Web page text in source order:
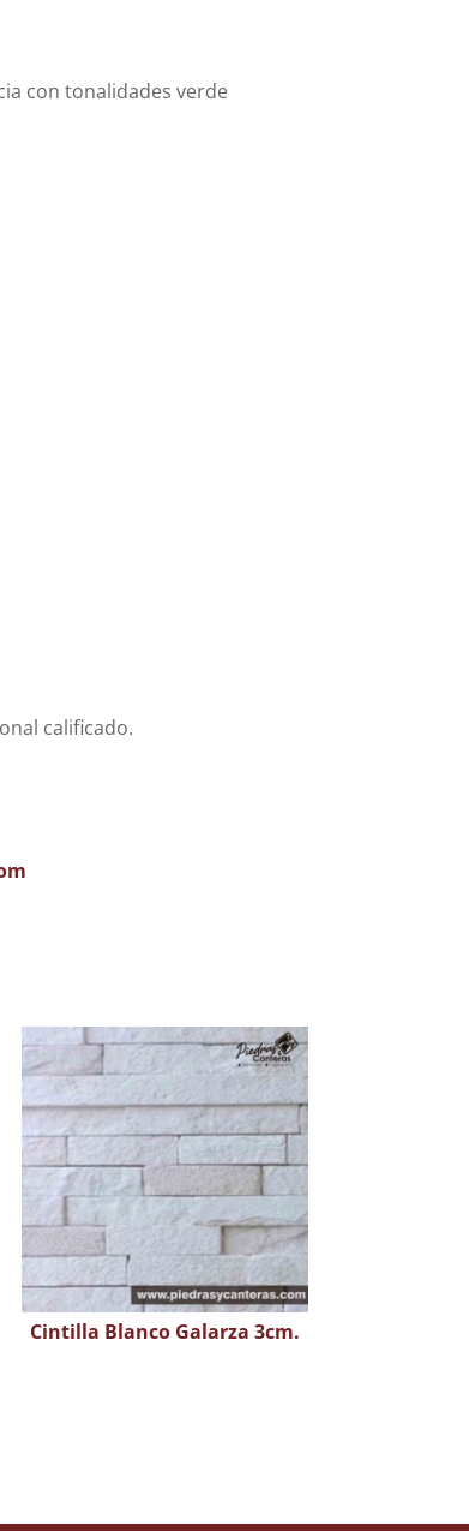
con tonalidades verde
calificado.
Cintilla Blanco Galarza 3cm.